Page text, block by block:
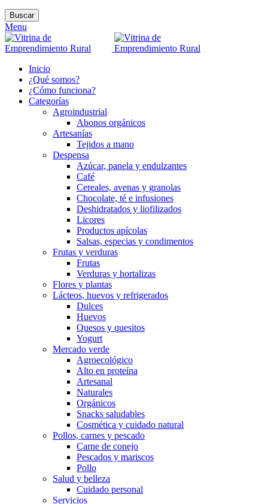
Buscar
Menu
Inicio
¿Qué somos?
¿Cómo funciona?
Categorías
Agroindustrial
Abonos orgánicos
Artesanías
Tejidos a mano
Despensa
Azúcar, panela y endulzantes
Café
Cereales, avenas y granolas
Chocolate, té e infusiones
Deshidratados y liofilizados
Licores
Productos apícolas
Salsas, especias y condimentos
Frutas y verduras
Frutas
Verduras y hortalizas
Flores y plantas
Lácteos, huevos y refrigerados
Dulces
Huevos
Quesos y quesitos
Yogurt
Mercado verde
Agroecológico
Alto en proteína
Artesanal
Naturales
Orgánicos
Snacks saludables
Cosmética y cuidado natural
Pollos, carnes y pescado
Carne de conejo
Pescados y mariscos
Pollo
Salud y belleza
Cuidado personal
Servicios